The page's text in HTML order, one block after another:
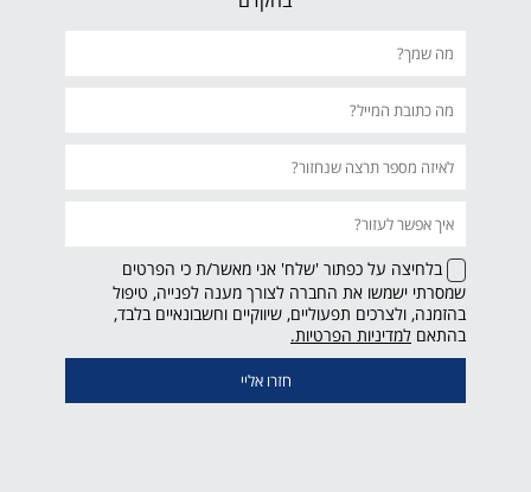
בלחיצה על כפתור 'שלח' אני מאשר/ת כי הפרטים
שמסרתי ישמשו את החברה לצורך מענה לפנייה, טיפול
בהזמנה, ולצרכים תפעוליים, שיווקיים וחשבונאיים בלבד,
בהתאם קישור
נפתח
למדיניות הפרטיות.